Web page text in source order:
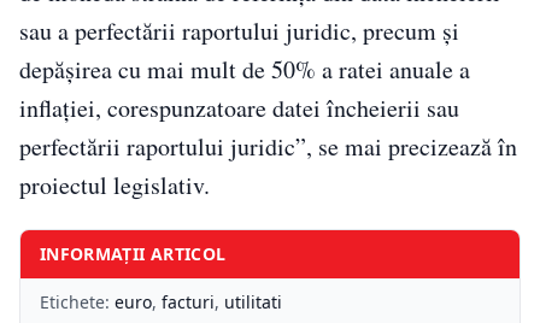
sau a perfectării raportului juridic, precum şi
depăşirea cu mai mult de 50% a ratei anuale a
inflaţiei, corespunzatoare datei încheierii sau
perfectării raportului juridic”, se mai precizează în
proiectul legislativ.
INFORMAȚII ARTICOL
Etichete: euro, facturi, utilitati